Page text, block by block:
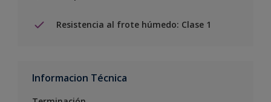
Resistencia al frote húmedo: Clase 1
Informacion Técnica